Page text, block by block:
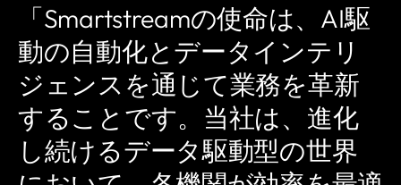
「Smartstreamの使命は、AI駆
動の自動化とデータインテリ
ジェンスを通じて業務を革新
することです。当社は、進化
し続けるデータ駆動型の世界